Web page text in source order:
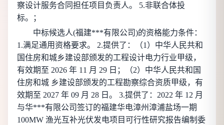
察设计服务合同担任项目负责人。 5.非联合体投
标。；
中标候选人(福建***有限公司)的资格能力条件：
1.满足通用资格要求。 2.提供了：（1）中华人民共和
国住房和城乡建设部颁发的工程设计电力行业甲级，
有效期至 2026 年 11 月 29 日；（2）中华人民共和国
住房和城 乡建设部颁发的工程勘察综合资质甲级，有
效期至 2027 年 09 月 28 日。 3.提供了：2022 年 12 月
与华***有限公司签订的福建华电漳州漳浦盐场一期
100MW 渔光互补光伏发电项目可行性研究报告编制委